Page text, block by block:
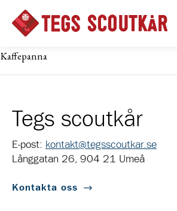
Kaffepanna
Tegs scoutkår
E-post: kontakt@tegsscoutkar.se
Långgatan 26, 904 21 Umeå
Kontakta oss